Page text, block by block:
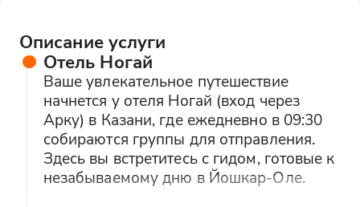
Описание услуги
Отель Ногай
Ваше увлекательное путешествие
начнется у отеля Ногай (вход через
Арку) в Казани, где ежедневно в 09:30
собираются группы для отправления.
Здесь вы встретитесь с гидом, готовые к
незабываемому дню в Йошкар-Оле.